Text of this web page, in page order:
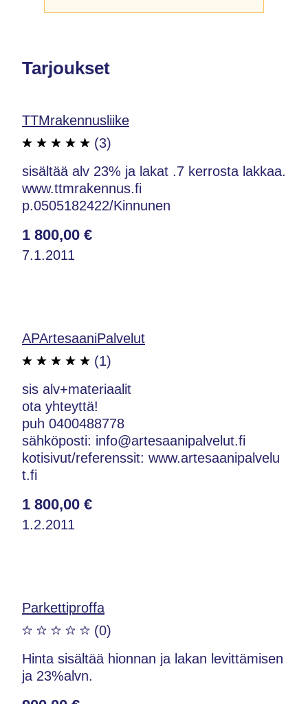
Tarjoukset
TTMrakennusliike
(3)
sisältää alv 23% ja lakat .7 kerrosta lakkaa.
www.ttmrakennus.fi
p.0505182422/Kinnunen
1 800,00 €
7.1.2011
APArtesaaniPalvelut
(1)
sis alv+materiaalit
ota yhteyttä!
puh 0400488778
sähköposti: info@artesaanipalvelut.fi
kotisivut/referenssit: www.artesaanipalvelu
t.fi
1 800,00 €
1.2.2011
Parkettiproffa
(0)
Hinta sisältää hionnan ja lakan levittämisen
ja 23%alvn.